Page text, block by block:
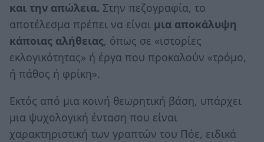
και την απώλεια. Στην πεζογραφία, το
αποτέλεσμα πρέπει να είναι μια αποκάλυψη
κάποιας αλήθειας, όπως σε «ιστορίες
εκλογικότητας» ή έργα που προκαλούν «τρόμο,
ή πάθος ή φρίκη».
Εκτός από μια κοινή θεωρητική βάση, υπάρχει
μια ψυχολογική ένταση που είναι
χαρακτηριστική των γραπτών του Πόε, ειδικά